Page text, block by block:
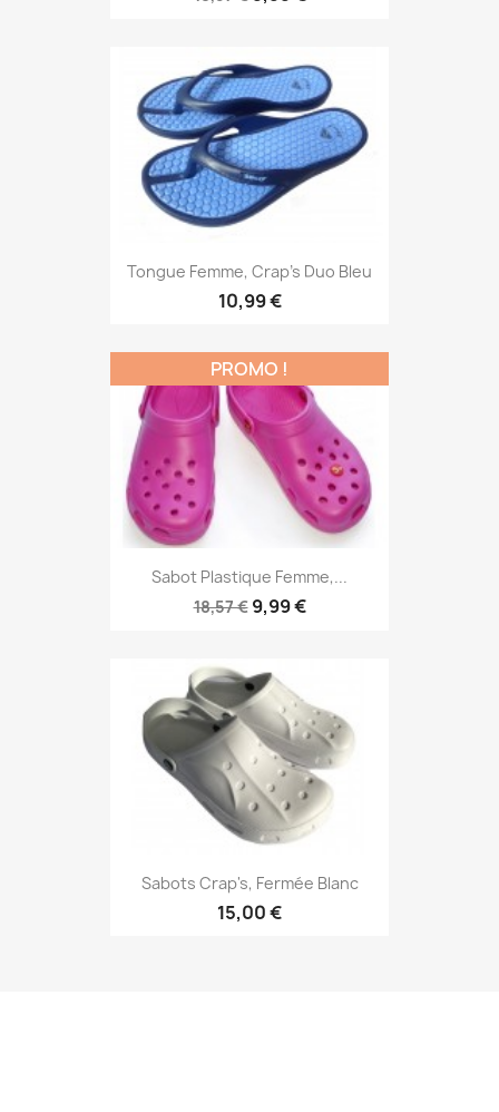
Tongue Femme, Crap's Duo Bleu
10,99 €
Sabot Plastique Femme,...
18,57 € 9,99 €
PROMO !
Sabots Crap's, Fermée Blanc
15,00 €